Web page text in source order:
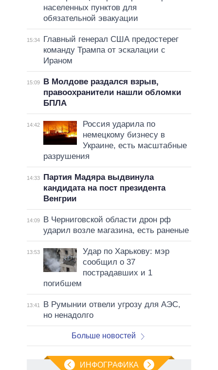
населенных пунктов для
обязательной эвакуации
15:34
Главный генерал США предостерег
команду Трампа от эскалации с
Ираном
15:09
В Молдове раздался взрыв,
правоохранители нашли обломки
БПЛА
14:42
Россия ударила по
немецкому бизнесу в
Украине, есть масштабные
разрушения
14:33
Партия Мадяра выдвинула
кандидата на пост президента
Венгрии
14:09
В Черниговской области дрон рф
ударил возле магазина, есть раненые
13:53
Удар по Харькову: мэр
сообщил о 37
пострадавших и 1
погибшем
13:41
В Румынии отвели угрозу для АЭС,
но ненадолго
Больше новостей
ИНФОГРАФИКА